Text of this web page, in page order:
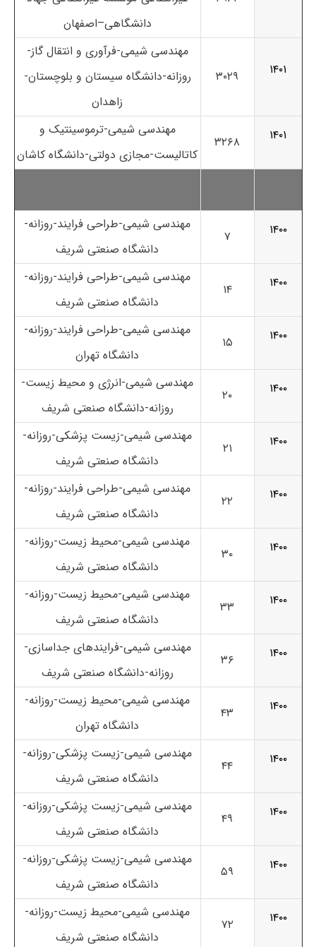
دانشگاهی–اصفهان
۱۴۰۱ ۳۰۲۹
مهندسی شیمی-فرآوری و انتقال گاز-
روزانه-دانشگاه سیستان و بلوچستان-
زاهدان
۱۴۰۱
۳۲۶۸
مهندسی شیمی-ترموسینتیک و
کاتالیست-مجازی دولتی-دانشگاه کاشان
۱۴۰۰ ۷
مهندسی شیمی-طراحی فرایند-روزانه-
دانشگاه صنعتی شریف
۱۴۰۰
۱۴
مهندسی شیمی-طراحی فرایند-روزانه-
دانشگاه صنعتی شریف
۱۴۰۰
۱۵
مهندسی شیمی-طراحی فرایند-روزانه-
دانشگاه تهران
۱۴۰۰
۲۰
مهندسی شیمی-انرژی و محیط زیست-
روزانه-دانشگاه صنعتی شریف
۱۴۰۰
۲۱
مهندسی شیمی-زیست پزشکی-روزانه-
دانشگاه صنعتی شریف
۱۴۰۰
۲۲
مهندسی شیمی-طراحی فرایند-روزانه-
دانشگاه صنعتی شریف
۱۴۰۰
۳۰
مهندسی شیمی-محیط زیست-روزانه-
دانشگاه صنعتی شریف
۱۴۰۰
۳۳
مهندسی شیمی-محیط زیست-روزانه-
دانشگاه صنعتی شریف
۱۴۰۰
۳۶
مهندسی شیمی-فرایندهای جداسازی-
روزانه-دانشگاه صنعتی شریف
۱۴۰۰
۴۳
مهندسی شیمی-محیط زیست-روزانه-
دانشگاه تهران
۱۴۰۰
۴۴
مهندسی شیمی-زیست پزشکی-روزانه-
دانشگاه صنعتی شریف
۱۴۰۰
۴۹
مهندسی شیمی-زیست پزشکی-روزانه-
دانشگاه صنعتی شریف
۱۴۰۰
۵۹
مهندسی شیمی-زیست پزشکی-روزانه-
دانشگاه صنعتی شریف
۱۴۰۰
۷۲
مهندسی شیمی-محیط زیست-روزانه-
دانشگاه صنعتی شریف